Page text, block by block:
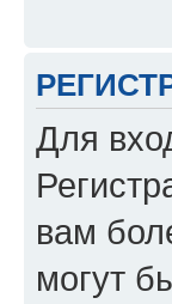
Для
вам
могут